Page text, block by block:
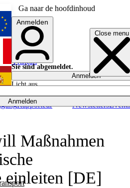
Ga naar de hoofdinhoud
Close menu
Anmelden
Rapporteur NewslettersEvents
English
Français
Anmelden
Sie sind abgemeldet.
Anmelden
Licht aus
Maßnahmen
einleiten [DE]